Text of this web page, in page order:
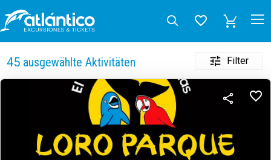
45ausgewählte Aktivitäten Filter